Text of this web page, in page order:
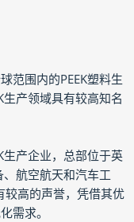
范围内的PEEK塑料生
产领域具有较高知名
产企业，总部位于英
、航空航天和汽车工
较高的声誉，凭借其优
需求。